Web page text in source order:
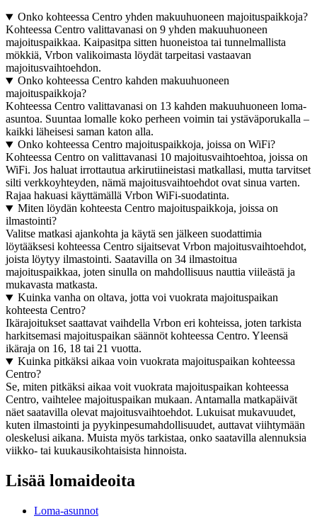
Onko kohteessa Centro yhden makuuhuoneen majoituspaikkoja?
Kohteessa Centro valittavanasi on 9 yhden makuuhuoneen
majoituspaikkaa. Kaipasitpa sitten huoneistoa tai tunnelmallista
mökkiä, Vrbon valikoimasta löydät tarpeitasi vastaavan
majoitusvaihtoehdon.
Onko kohteessa Centro kahden makuuhuoneen
majoituspaikkoja?
Kohteessa Centro valittavanasi on 13 kahden makuuhuoneen loma-
asuntoa. Suuntaa lomalle koko perheen voimin tai ystäväporukalla –
kaikki läheisesi saman katon alla.
Onko kohteessa Centro majoituspaikkoja, joissa on WiFi?
Kohteessa Centro on valittavanasi 10 majoitusvaihtoehtoa, joissa on
WiFi. Jos haluat irrottautua arkirutiineistasi matkallasi, mutta tarvitset
silti verkkoyhteyden, nämä majoitusvaihtoehdot ovat sinua varten.
Rajaa hakuasi käyttämällä Vrbon WiFi-suodatinta.
Miten löydän kohteesta Centro majoituspaikkoja, joissa on
ilmastointi?
Valitse matkasi ajankohta ja käytä sen jälkeen suodattimia
löytääksesi kohteessa Centro sijaitsevat Vrbon majoitusvaihtoehdot,
joista löytyy ilmastointi. Saatavilla on 34 ilmastoitua
majoituspaikkaa, joten sinulla on mahdollisuus nauttia viileästä ja
mukavasta matkasta.
Kuinka vanha on oltava, jotta voi vuokrata majoituspaikan
kohteesta Centro?
Ikärajoitukset saattavat vaihdella Vrbon eri kohteissa, joten tarkista
harkitsemasi majoituspaikan säännöt kohteessa Centro. Yleensä
ikäraja on 16, 18 tai 21 vuotta.
Kuinka pitkäksi aikaa voin vuokrata majoituspaikan kohteessa
Centro?
Se, miten pitkäksi aikaa voit vuokrata majoituspaikan kohteessa
Centro, vaihtelee majoituspaikan mukaan. Antamalla matkapäivät
näet saatavilla olevat majoitusvaihtoehdot. Lukuisat mukavuudet,
kuten ilmastointi ja pyykinpesumahdollisuudet, auttavat viihtymään
oleskelusi aikana. Muista myös tarkistaa, onko saatavilla alennuksia
viikko- tai kuukausikohtaisista hinnoista.
Lisää lomaideoita
Loma-asunnot